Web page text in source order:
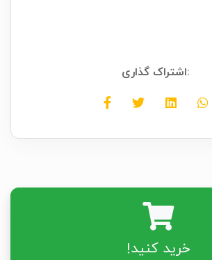
اشتراک گذاری:
خرید کنید!